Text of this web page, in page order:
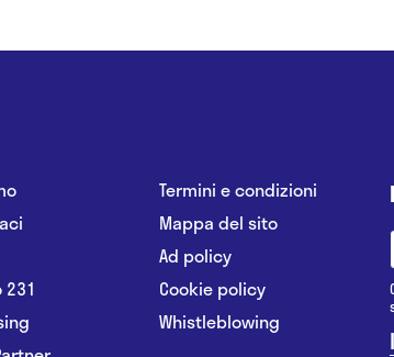
Termini e condizioni
Mappa del sito
Ad policy
Cookie policy
Whistleblowing